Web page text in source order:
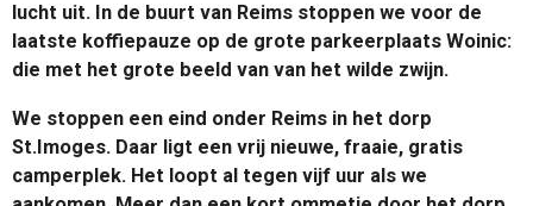
lucht uit. In de buurt van Reims stoppen we voor de
laatste koffiepauze op de grote parkeerplaats Woinic:
die met het grote beeld van van het wilde zwijn.
We stoppen een eind onder Reims in het dorp
St.Imoges. Daar ligt een vrij nieuwe, fraaie, gratis
camperplek. Het loopt al tegen vijf uur als we